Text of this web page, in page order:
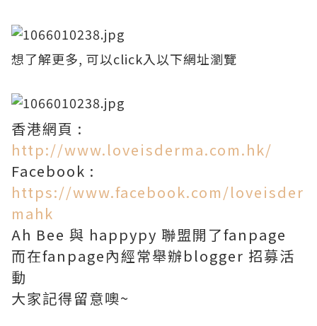
想了解更多, 可以click入以下網址瀏覽
香港網頁 :
http://www.loveisderma.com.hk/
Facebook :
https://www.facebook.com/loveisder
mahk
Ah Bee 與 happypy 聯盟開了fanpage
而在fanpage內經常舉辦blogger 招募活
動
大家記得留意噢~